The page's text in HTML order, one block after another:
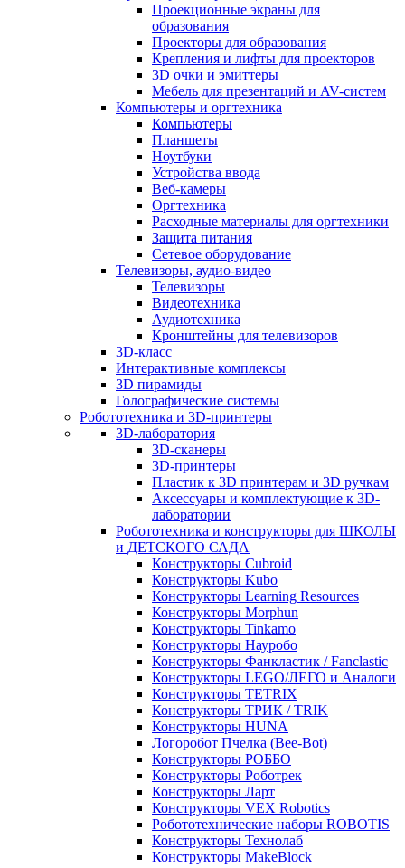
Проекционные экраны для
образования
Проекторы для образования
Крепления и лифты для проекторов
3D очки и эмиттеры
Мебель для презентаций и AV-систем
Компьютеры и оргтехника
Компьютеры
Планшеты
Ноутбуки
Устройства ввода
Веб-камеры
Оргтехника
Расходные материалы для оргтехники
Защита питания
Сетевое оборудование
Телевизоры, аудио-видео
Телевизоры
Видеотехника
Аудиотехника
Кронштейны для телевизоров
3D-класс
Интерактивные комплексы
3D пирамиды
Голографические системы
Робототехника и 3D-принтеры
3D-лаборатория
3D-сканеры
3D-принтеры
Пластик к 3D принтерам и 3D ручкам
Аксессуары и комплектующие к 3D-
лаборатории
Робототехника и конструкторы для ШКОЛЫ
и ДЕТСКОГО САДА
Конструкторы Cubroid
Конструкторы Kubo
Конструкторы Learning Resources
Конструкторы Morphun
Конструкторы Tinkamo
Конструкторы Науробо
Конструкторы Фанкластик / Fanclastic
Конструкторы LEGO/ЛЕГО и Аналоги
Конструкторы TETRIX
Конструкторы ТРИК / TRIK
Конструкторы HUNA
Логоробот Пчелка (Bee-Bot)
Конструкторы РОББО
Конструкторы Роботрек
Конструкторы Ларт
Конструкторы VEX Robotics
Робототехнические наборы ROBOTIS
Конструкторы Технолаб
Конструкторы MakeBlock